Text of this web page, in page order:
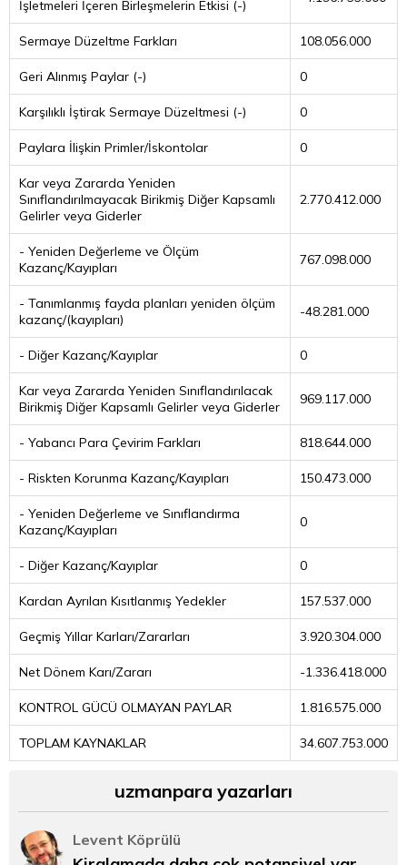
İşletmeleri İçeren Birleşmelerin Etkisi (-)
Sermaye Düzeltme Farkları 108.056.000
Geri Alınmış Paylar (-) 0
Karşılıklı İştirak Sermaye Düzeltmesi (-) 0
Paylara İlişkin Primler/İskontolar 0
Kar veya Zararda Yeniden
Sınıflandırılmayacak Birikmiş Diğer Kapsamlı
Gelirler veya Giderler
2.770.412.000
- Yeniden Değerleme ve Ölçüm
Kazanç/Kayıpları
767.098.000
- Tanımlanmış fayda planları yeniden ölçüm
kazanç/(kayıpları)
-48.281.000
- Diğer Kazanç/Kayıplar 0
Kar veya Zararda Yeniden Sınıflandırılacak
Birikmiş Diğer Kapsamlı Gelirler veya Giderler
969.117.000
- Yabancı Para Çevirim Farkları 818.644.000
- Riskten Korunma Kazanç/Kayıpları 150.473.000
- Yeniden Değerleme ve Sınıflandırma
Kazanç/Kayıpları
0
- Diğer Kazanç/Kayıplar 0
Kardan Ayrılan Kısıtlanmış Yedekler 157.537.000
Geçmiş Yıllar Karları/Zararları 3.920.304.000
Net Dönem Karı/Zararı -1.336.418.000
KONTROL GÜCÜ OLMAYAN PAYLAR 1.816.575.000
TOPLAM KAYNAKLAR 34.607.753.000
uzmanpara yazarları
Levent Köprülü